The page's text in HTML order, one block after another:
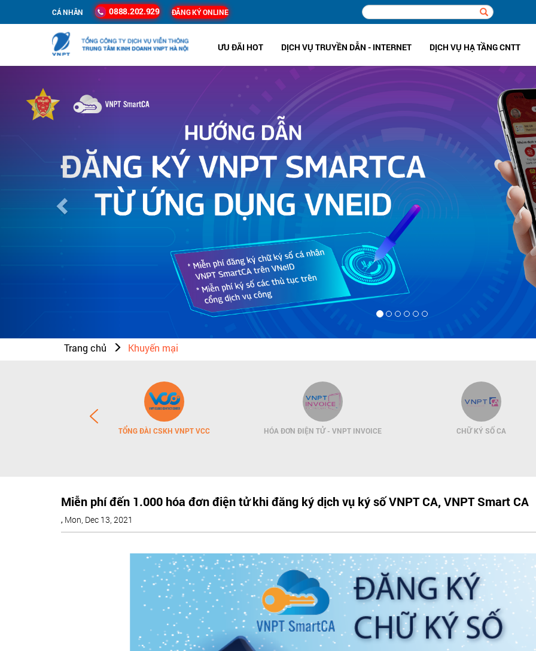
CÁ NHÂN 0888.202.929 ĐĂNG KÝ ONLINE
ƯU ĐÃI HOT DỊCH VỤ TRUYỀN DẪN - INTERNET DỊCH VỤ HẠ TẦNG CNTT
Trang chủ Khuyến mại
TỔNG ĐÀI CSKH VNPT VCC HÓA ĐƠN ĐIỆN TỬ - VNPT INVOICE CHỮ KÝ SỐ CA
Miễn phí đến 1.000 hóa đơn điện tử khi đăng ký dịch vụ ký số VNPT CA, VNPT Smart CA
, Mon, Dec 13, 2021